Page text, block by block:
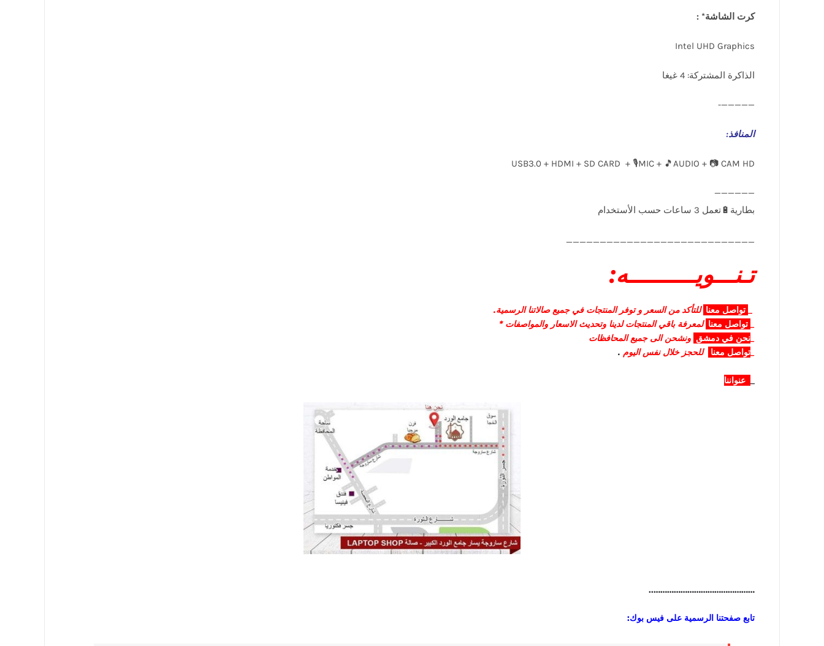
كرت الشاشة* :
Intel UHD Graphics
الذاكرة المشتركة: 4 غيغا
—————-
المنافذ:
USB3.0 + HDMI + SD CARD + 🎙️MIC + 🎵AUDIO + 📷 CAM HD
____________________________
تـنـــويــــــــــه:
تواصل معنا للتأكد من السعر و توفر المنتجات في جميع صالاتنا الرسمية.
تواصل معنا لمعرفة باقي المنتجات لدينا وتحديث الاسعار والمواصفات *
نحن في دمشق ونشحن الى جميع المحافظات
تواصل معنا للحجز خلال نفس اليوم .
عنواننا
………………………………………..
تابع صفحتنا الرسمية على فيس بوك: